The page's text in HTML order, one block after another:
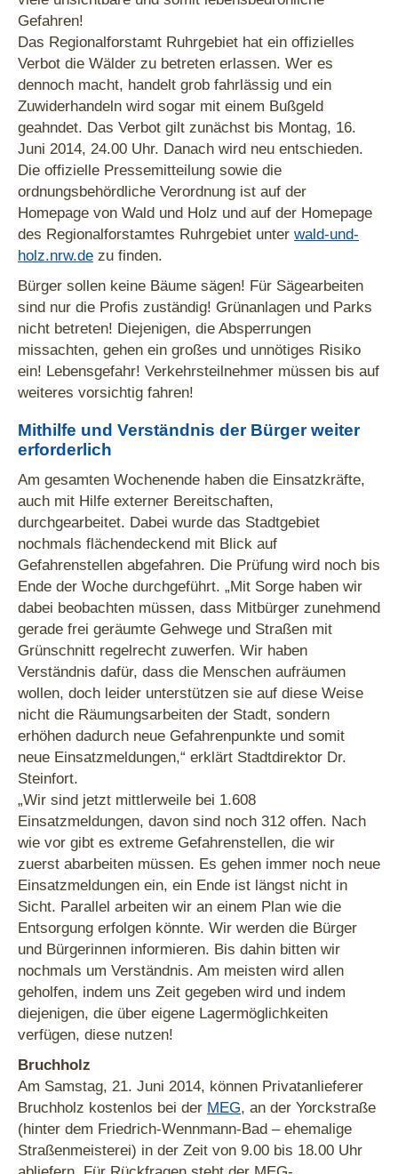
Gefahren!
Das Regionalforstamt Ruhrgebiet hat ein offizielles
Verbot die Wälder zu betreten erlassen. Wer es
dennoch macht, handelt grob fahrlässig und ein
Zuwiderhandeln wird sogar mit einem Bußgeld
geahndet. Das Verbot gilt zunächst bis Montag, 16.
Juni 2014, 24.00 Uhr. Danach wird neu entschieden.
Die offizielle Pressemitteilung sowie die
ordnungsbehördliche Verordnung ist auf der
Homepage von Wald und Holz und auf der Homepage
des Regionalforstamtes Ruhrgebiet unter wald-und-
holz.nrw.de zu finden.
Bürger sollen keine Bäume sägen! Für Sägearbeiten
sind nur die Profis zuständig! Grünanlagen und Parks
nicht betreten! Diejenigen, die Absperrungen
missachten, gehen ein großes und unnötiges Risiko
ein! Lebensgefahr! Verkehrsteilnehmer müssen bis auf
weiteres vorsichtig fahren!
Mithilfe und Verständnis der Bürger weiter
erforderlich
Am gesamten Wochenende haben die Einsatzkräfte,
auch mit Hilfe externer Bereitschaften,
durchgearbeitet. Dabei wurde das Stadtgebiet
nochmals flächendeckend mit Blick auf
Gefahrenstellen abgefahren. Die Prüfung wird noch bis
Ende der Woche durchgeführt. „Mit Sorge haben wir
dabei beobachten müssen, dass Mitbürger zunehmend
gerade frei geräumte Gehwege und Straßen mit
Grünschnitt regelrecht zuwerfen. Wir haben
Verständnis dafür, dass die Menschen aufräumen
wollen, doch leider unterstützen sie auf diese Weise
nicht die Räumungsarbeiten der Stadt, sondern
erhöhen dadurch neue Gefahrenpunkte und somit
neue Einsatzmeldungen,“ erklärt Stadtdirektor Dr.
Steinfort.
„Wir sind jetzt mittlerweile bei 1.608
Einsatzmeldungen, davon sind noch 312 offen. Nach
wie vor gibt es extreme Gefahrenstellen, die wir
zuerst abarbeiten müssen. Es gehen immer noch neue
Einsatzmeldungen ein, ein Ende ist längst nicht in
Sicht. Parallel arbeiten wir an einem Plan wie die
Entsorgung erfolgen könnte. Wir werden die Bürger
und Bürgerinnen informieren. Bis dahin bitten wir
nochmals um Verständnis. Am meisten wird allen
geholfen, indem uns Zeit gegeben wird und indem
diejenigen, die über eigene Lagermöglichkeiten
verfügen, diese nutzen!
Bruchholz
Am Samstag, 21. Juni 2014, können Privatanlieferer
Bruchholz kostenlos bei der MEG, an der Yorckstraße
(hinter dem Friedrich-Wennmann-Bad – ehemalige
Straßenmeisterei) in der Zeit von 9.00 bis 18.00 Uhr